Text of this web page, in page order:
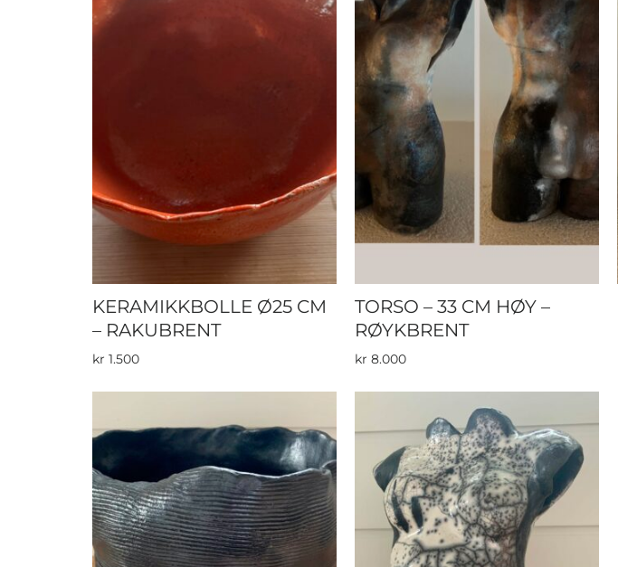
KERAMIKKBOLLE Ø25 CM
– RAKUBRENT
kr 1.500
TORSO – 33 CM HØY –
RØYKBRENT
kr 8.000